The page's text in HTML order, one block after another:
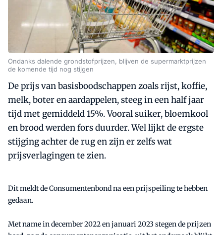
Ondanks dalende grondstofprijzen, blijven de supermarktprijzen
de komende tijd nog stijgen
De prijs van basisboodschappen zoals rijst, koffie,
melk, boter en aardappelen, steeg in een half jaar
tijd met gemiddeld 15%. Vooral suiker, bloemkool
en brood werden fors duurder. Wel lijkt de ergste
stijging achter de rug en zijn er zelfs wat
prijsverlagingen te zien.
Dit meldt de Consumentenbond na een prijspeiling te hebben
gedaan.
Met name in december 2022 en januari 2023 stegen de prijzen